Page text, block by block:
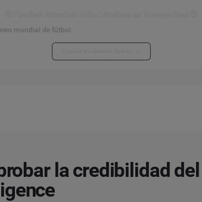
mundial de fútbol.
la credibilidad del